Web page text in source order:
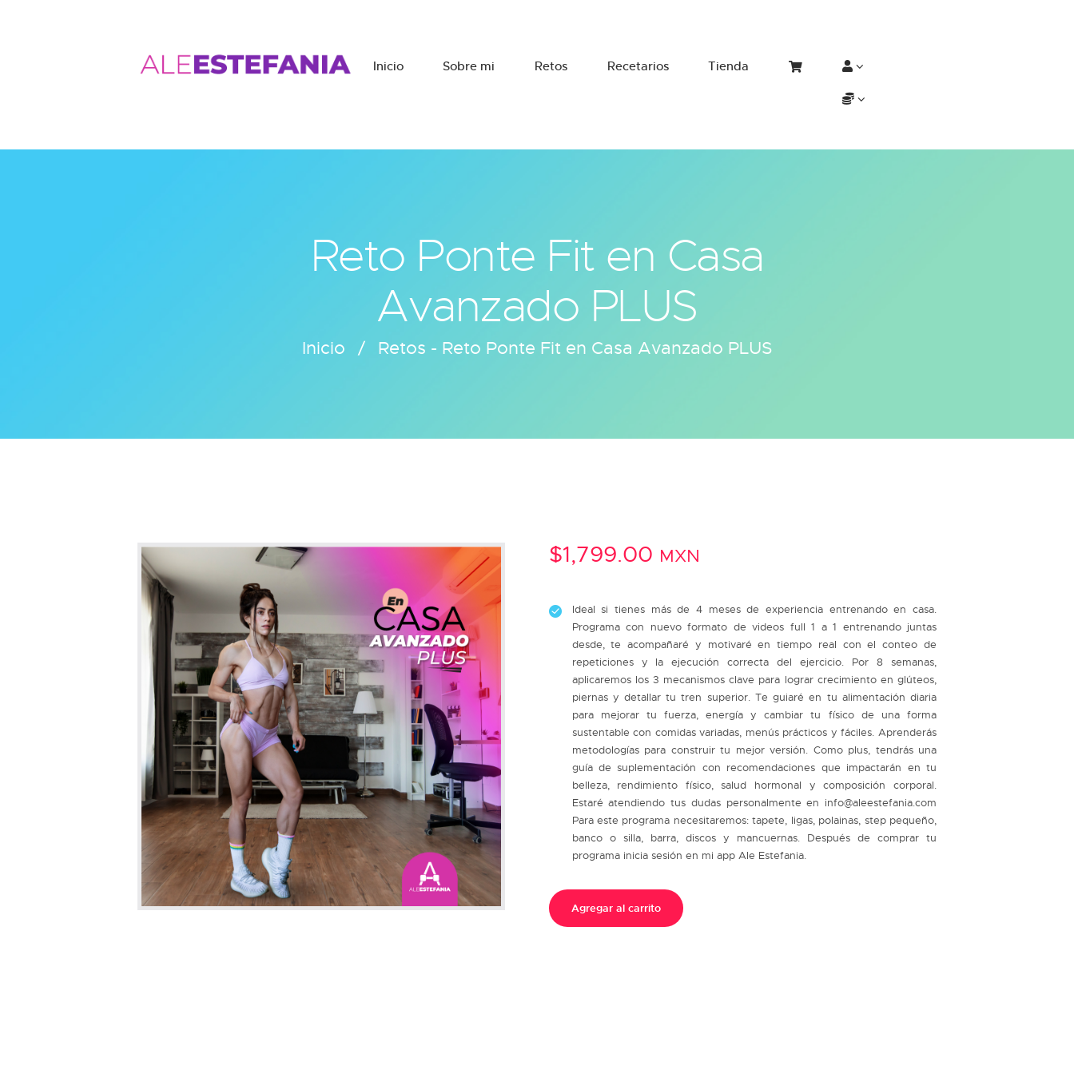
Inicio Sobre mi Retos Recetarios Tienda
Reto Ponte Fit en Casa
Avanzado PLUS
Inicio Retos - Reto Ponte Fit en Casa Avanzado PLUS
$1,799.00 MXN
Ideal si tienes más de 4 meses de experiencia entrenando en casa.
Programa con nuevo formato de videos full 1 a 1 entrenando juntas
desde, te acompañaré y motivaré en tiempo real con el conteo de
repeticiones y la ejecución correcta del ejercicio. Por 8 semanas,
aplicaremos los 3 mecanismos clave para lograr crecimiento en glúteos,
piernas y detallar tu tren superior. Te guiaré en tu alimentación diaria
para mejorar tu fuerza, energía y cambiar tu físico de una forma
sustentable con comidas variadas, menús prácticos y fáciles. Aprenderás
metodologías para construir tu mejor versión. Como plus, tendrás una
guía de suplementación con recomendaciones que impactarán en tu
belleza, rendimiento físico, salud hormonal y composición corporal.
Estaré atendiendo tus dudas personalmente en info@aleestefania.com
Para este programa necesitaremos: tapete, ligas, polainas, step pequeño,
banco o silla, barra, discos y mancuernas. Después de comprar tu
programa inicia sesión en mi app Ale Estefania.
Agregar al carrito